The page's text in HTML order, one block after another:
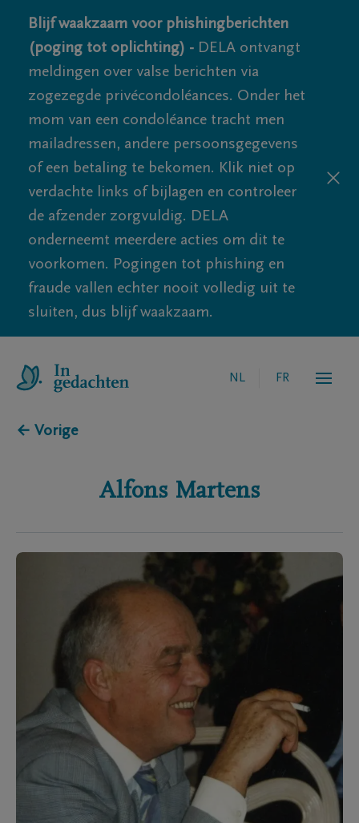
Blijf waakzaam voor phishingberichten
(poging tot oplichting) - DELA ontvangt
meldingen over valse berichten via
zogezegde privécondoléances. Onder het
mom van een condoléance tracht men
mailadressen, andere persoonsgegevens
of een betaling te bekomen. Klik niet op
verdachte links of bijlagen en controleer
de afzender zorgvuldig. DELA
onderneemt meerdere acties om dit te
voorkomen. Pogingen tot phishing en
fraude vallen echter nooit volledig uit te
sluiten, dus blijf waakzaam.
NL FR
← Vorige
Alfons Martens